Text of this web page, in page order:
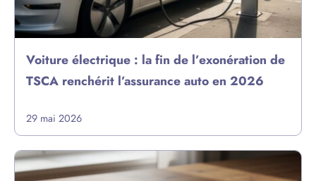
Voiture électrique : la fin de l’exonération de
TSCA renchérit l’assurance auto en 2026
29 mai 2026